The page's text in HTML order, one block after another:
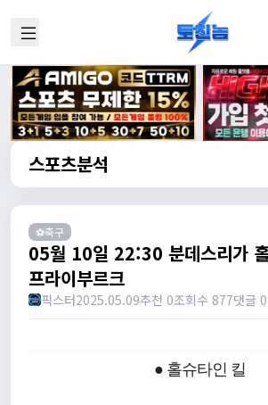
스포츠분석
⚽축구
05월 10일 22:30 분데스리가
프라이부르크
픽스터2025.05.09추천 0조회수 877댓글 0
● 홀슈타인 킬